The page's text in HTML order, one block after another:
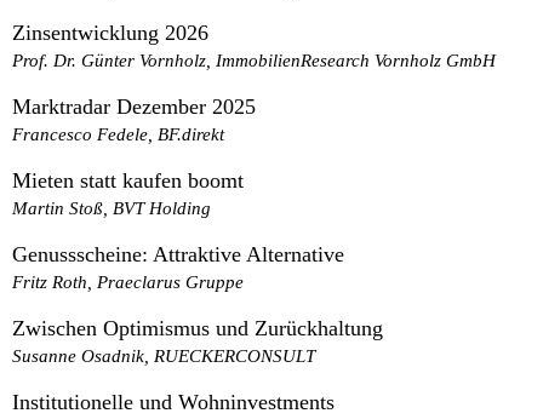
Zinsentwicklung 2026
Prof. Dr. Günter Vornholz, ImmobilienResearch Vornholz GmbH
Marktradar Dezember 2025
Francesco Fedele, BF.direkt
Mieten statt kaufen boomt
Martin Stoß, BVT Holding
Genussscheine: Attraktive Alternative
Fritz Roth, Praeclarus Gruppe
Zwischen Optimismus und Zurückhaltung
Susanne Osadnik, RUECKERCONSULT
Institutionelle und Wohninvestments